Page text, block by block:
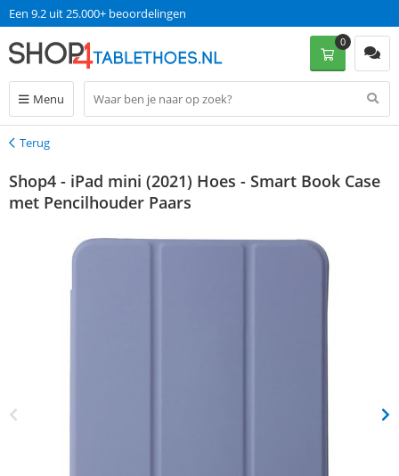
Een 9.2 uit 25.000+ beoordelingen
Menu
0
Terug
Terug
Shop4 - iPad mini (2021) Hoes - Smart Book Case
met Pencilhouder Paars